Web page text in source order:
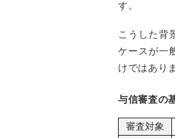
す。
こうした背
ケースが一
けではあり
与信審査の
審査対象